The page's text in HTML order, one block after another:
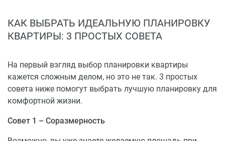
удобству эксплуатации и долговечности строительных
конструкций. В конструктивных решениях применены
тепло- и звукоизоляцию, что повышает уровень
комфорта в условиях городской жизни. Инженерные
системы расположены с учётом минимизации
эксплуатационных затрат и удобства обслуживания,
вентиляции и электроснабжения. Как жилой проект,
дом по улице Карла Маркса, 29 отвечает стандартам
КАК ВЫБРАТЬ ИДЕАЛЬНУЮ ПЛАНИРОВКУ
КВАРТИРЫ: 3 ПРОСТЫХ СОВЕТА
На первый взгляд выбор планировки квартиры
кажется сложным делом, но это не так. 3 простых
совета ниже помогут выбрать лучшую планировку для
комфортной жизни.
Совет 1 – Соразмерность